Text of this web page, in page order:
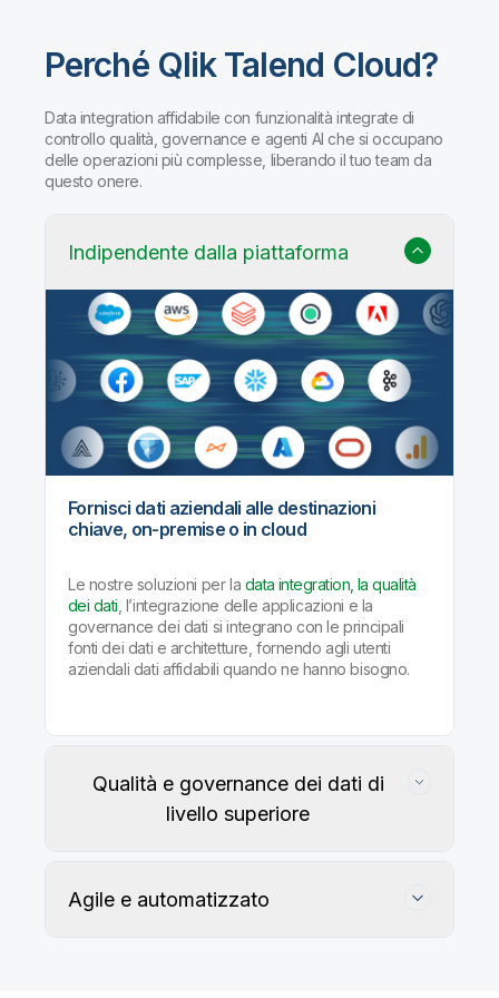
Perché Qlik Talend Cloud?
Data integration affidabile con funzionalità integrate di
controllo qualità, governance e agenti AI che si occupano
delle operazioni più complesse, liberando il tuo team da
questo onere.
Indipendente dalla piattaforma
Fornisci dati aziendali alle destinazioni
chiave, on-premise o in cloud
Le nostre soluzioni per la data integration, la qualità
dei dati , l’integrazione delle applicazioni e la
governance dei dati si integrano con le principali
fonti dei dati e architetture, fornendo agli utenti
aziendali dati affidabili quando ne hanno bisogno.
Qualità e governance dei dati di
livello superiore
Agile e automatizzato